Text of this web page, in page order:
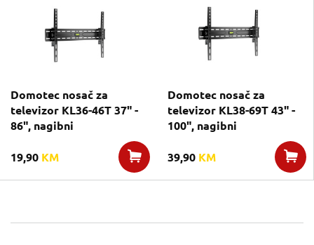
Domotec nosač za
televizor KL36-46T 37" -
86", nagibni
19,90 KM
Domotec nosač za
televizor KL38-69T 43" -
100", nagibni
39,90 KM